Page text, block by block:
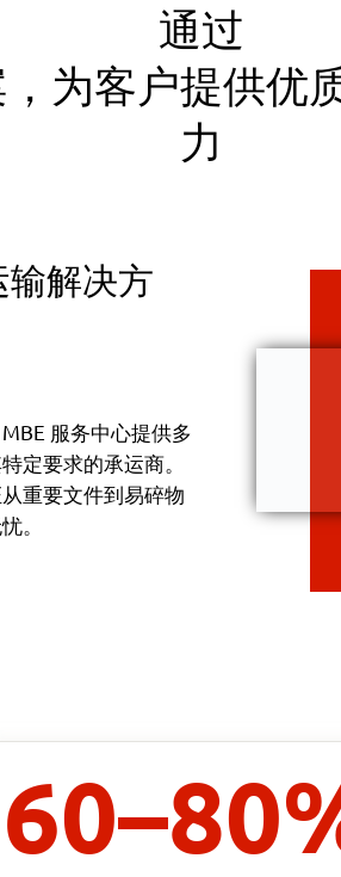
通过
为客户提供优
力
解决方
服务中心提供多
定要求的承运商。
重要文件到易碎物
。
60–80